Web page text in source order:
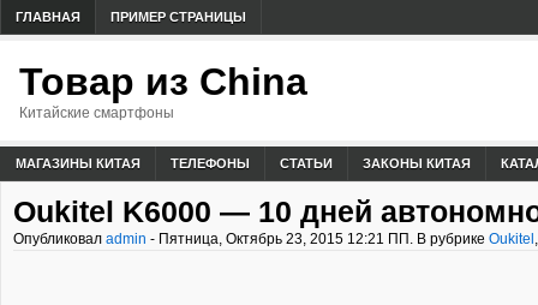
ГЛАВНАЯ ПРИМЕР СТРАНИЦЫ
Товар из China
Китайские смартфоны
МАГАЗИНЫ КИТАЯ ТЕЛЕФОНЫ СТАТЬИ ЗАКОНЫ КИТАЯ
Oukitel K6000 — 10 дней
Опубликовал admin - Пятница, Октябрь 23, 2015 12:21 ПП. В рубрике Oukitel